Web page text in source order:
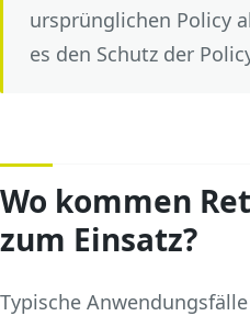
ursprünglichen Policy
es den Schutz der
Wo kommen
zum Einsatz?
Typische